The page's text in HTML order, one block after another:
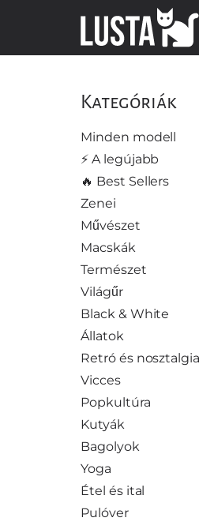
Kategóriák
Minden modell
⚡️ A legújabb
🔥 Best Sellers
Zenei
Művészet
Macskák
Természet
Világűr
Black & White
Állatok
Retró és nosztalgia
Vicces
Popkultúra
Kutyák
Bagolyok
Yoga
Étel és ital
Pulóver